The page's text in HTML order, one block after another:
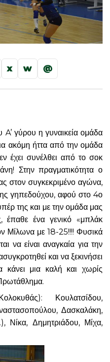
x w @
A’ γύρου η γυναικεία ομάδα
ακόμη ήττα από την ομάδα
έχει συνέλθει από το σοκ
Στην πραγματικότητα ο
στον συγκεκριμένο αγώνα,
γηπεδούχου, αφού στο 4ο
της και με την ομάδα μας
έπαθε ένα γενικό «μπλάκ
Μίλωνα με 18-25!!!! Φυσικά
να είναι αναγκαία για την
και να ξεκινήσει
μια καλή και χωρίς
Κουλατσίδου,
Δασκαλάκη,
Νίκα, Δημητριάδου, Μίχα,